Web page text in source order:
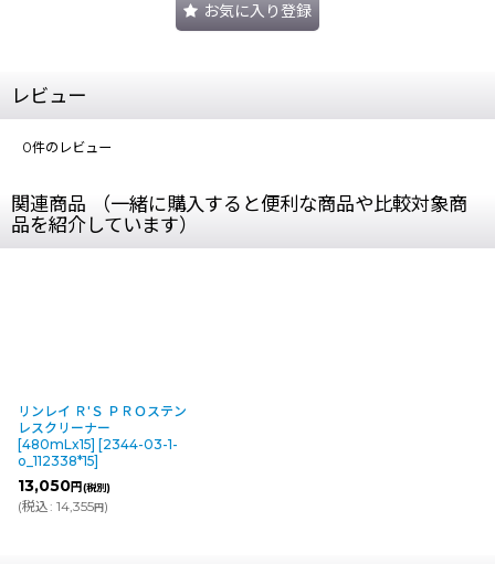
お気に入り登録
レビュー
0件のレビュー
関連商品 （一緒に購入すると便利な商品や比較対象商
品を紹介しています）
リンレイ Ｒ'Ｓ ＰＲＯステン
レスクリーナー
[480mLx15] [2344-03-1-
o_112338*15]
13,050円(税別)
(税込: 14,355円)